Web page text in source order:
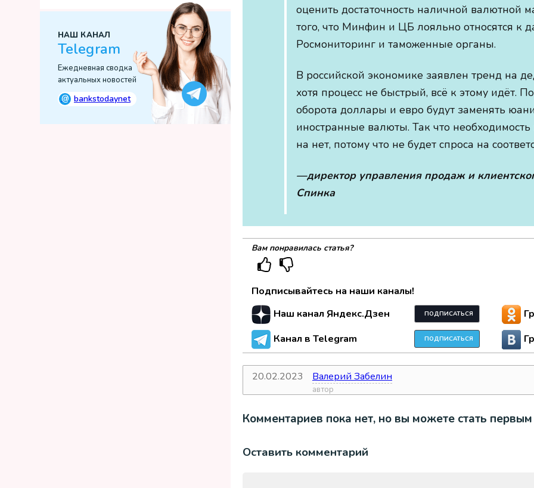
НАШ КАНАЛ
Telegram
Ежедневная сводка
актуальных новостей
@ bankstodaynet
оценить достаточность наличной валютной
того, что Минфин и ЦБ лояльно относятся к
Росмониторинг и таможенные органы.
В российской экономике заявлен тренд на
хотя процесс не быстрый, всё к этому идёт.
оборота доллары и евро будут заменять
иностранные валюты. Так что
на нет, потому что не будет спроса на
—директор управления продаж и
Спинка
Вам понравилась статья?
Подписывайтесь на наши каналы!
Наш канал Яндекс.Дзен
ПОДПИСАТЬСЯ
Канал в Telegram ПОДПИСАТЬСЯ
20.02.2023
автор
Валерий Забелин
Комментариев пока нет, но вы можете стать первым
Оставить комментарий